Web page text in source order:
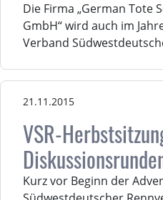
Die Firma „German Tote
GmbH“ wird auch im
Verband
21.11.2015
VSR-
Kurz vor Beginn der